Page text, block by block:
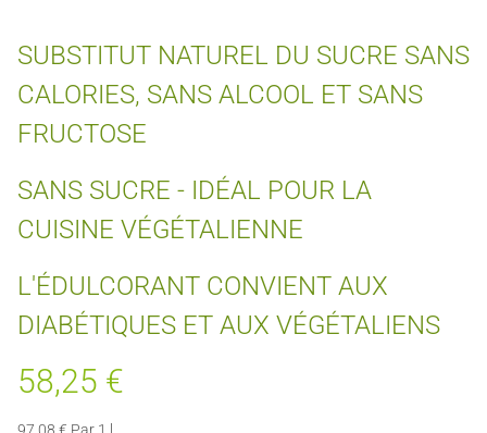
SUBSTITUT NATUREL DU SUCRE SANS
CALORIES, SANS ALCOOL ET SANS
FRUCTOSE
SANS SUCRE - IDÉAL POUR LA
CUISINE VÉGÉTALIENNE
L'ÉDULCORANT CONVIENT AUX
DIABÉTIQUES ET AUX VÉGÉTALIENS
58,25 €